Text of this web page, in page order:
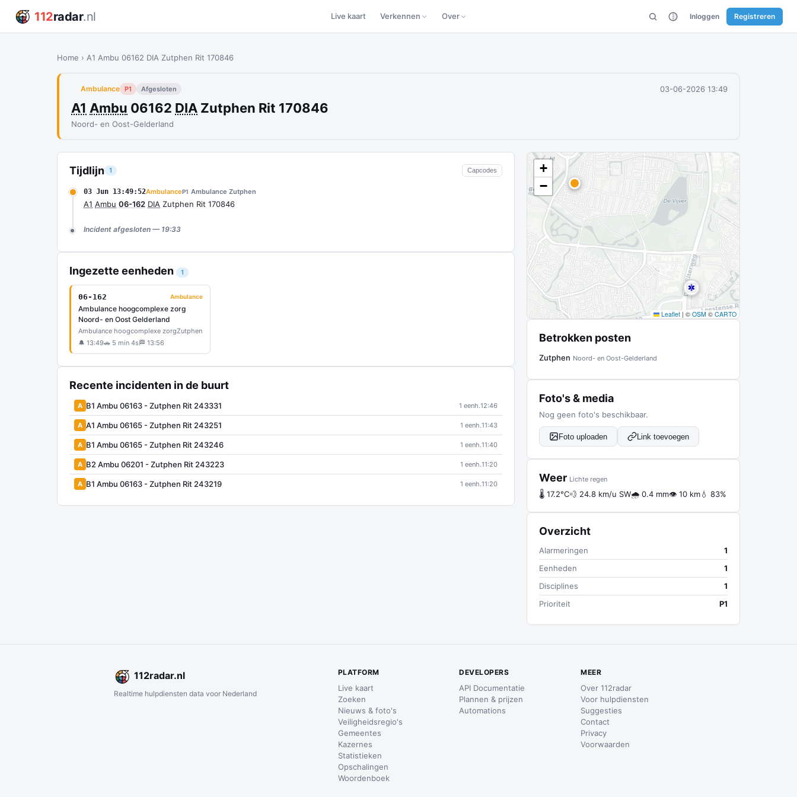
112radar.nl Live kaart Verkennen Over Inloggen Registreren
Home › A1 Ambu 06162 DIA Zutphen Rit 170846
Ambulance P1 Afgesloten 03-06-2026 13:49
A1 Ambu 06162 DIA Zutphen Rit 170846
Noord- en Oost-Gelderland
Tijdlijn 1 Capcodes
03 Jun 13:49:52AmbulanceP1 Ambulance Zutphen
A1 Ambu 06-162 DIA Zutphen Rit 170846
Incident afgesloten — 19:33
Ingezette eenheden 1
06-162 Ambulance
Ambulance hoogcomplexe zorg
Noord- en Oost Gelderland
Ambulance hoogcomplexe zorgZutphen
🔔 13:49🚗 5 min 4s 🏁 13:56
Recente incidenten in de buurt
A B1 Ambu 06163 - Zutphen Rit 243331 1 eenh.12:46
A A1 Ambu 06165 - Zutphen Rit 243251 1 eenh.11:43
A B1 Ambu 06165 - Zutphen Rit 243246 1 eenh.11:40
A B2 Ambu 06201 - Zutphen Rit 243223 1 eenh.11:20
A B1 Ambu 06163 - Zutphen Rit 243219 1 eenh.11:20
+
−
Leaflet | © OSM © CARTO
Betrokken posten
Zutphen Noord- en Oost-Gelderland
Foto's & media
Nog geen foto's beschikbaar.
Foto uploaden Link toevoegen
Weer Lichte regen
🌡 17.2°C💨 24.8 km/u SW🌧 0.4 mm👁 10 km💧 83%
Overzicht
Alarmeringen
1
Eenheden
1
Disciplines
1
Prioriteit
P1
112radar.nl
Realtime hulpdiensten data voor Nederland
PLATFORM
Live kaart
Zoeken
Nieuws & foto's
Veiligheidsregio's
Gemeentes
Kazernes
Statistieken
Opschalingen
Woordenboek
DEVELOPERS
API Documentatie
Plannen & prijzen
Automations
MEER
Over 112radar
Voor hulpdiensten
Suggesties
Contact
Privacy
Voorwaarden